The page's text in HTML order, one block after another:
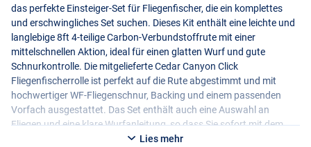
das perfekte Einsteiger-Set für Fliegenfischer, die ein komplettes
und erschwingliches Set suchen. Dieses Kit enthält eine leichte und
langlebige 8ft 4-teilige Carbon-Verbundstoffrute mit einer
mittelschnellen Aktion, ideal für einen glatten Wurf und gute
Schnurkontrolle. Die mitgelieferte Cedar Canyon Click
Fliegenfischerrolle ist perfekt auf die Rute abgestimmt und mit
hochwertiger WF-Fliegenschnur, Backing und einem passenden
Vorfach ausgestattet. Das Set enthält auch eine Auswahl an
Fliegen und eine klare Wurfanleitung, so dass Sie sofort mit dem
Fischen beginnen können, ohne etwas anderes kaufen zu müssen.
Lies mehr